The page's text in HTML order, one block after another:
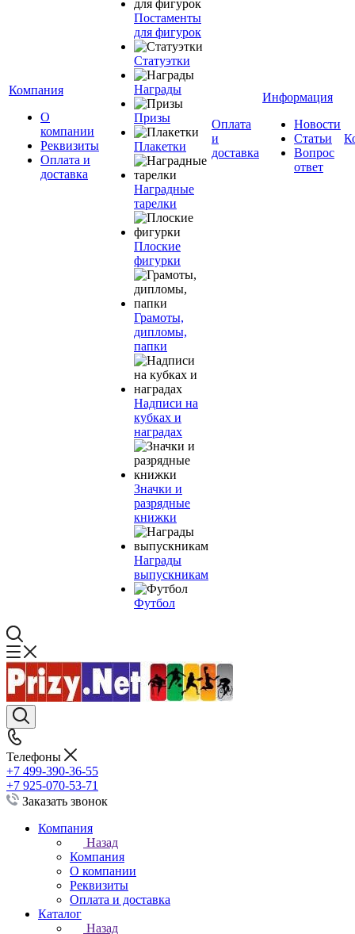
Компания
О
компании
Реквизиты
Оплата и
доставка
Постаменты
для фигурок
Статуэтки
Награды
Призы
Плакетки
Наградные
тарелки
Плоские
фигурки
Грамоты,
дипломы,
папки
Надписи на
кубках и
наградах
Значки и
разрядные
книжки
Награды
выпускникам
Футбол
Оплата
и
доставка
Информация
Новости
Статьи
Вопрос
ответ
Телефоны
+7 499-390-36-55
+7 925-070-53-71
Заказать звонок
Компания
Назад
Компания
О компании
Реквизиты
Оплата и доставка
Каталог
Назад